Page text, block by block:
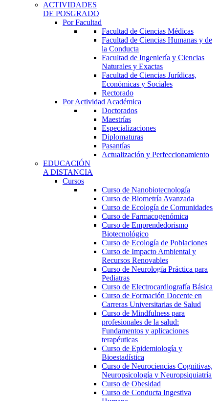
ACTIVIDADES
DE POSGRADO
Por Facultad
Facultad de Ciencias Médicas
Facultad de Ciencias Humanas y de
la Conducta
Facultad de Ingeniería y Ciencias
Naturales y Exactas
Facultad de Ciencias Jurídicas,
Económicas y Sociales
Rectorado
Por Actividad Académica
Doctorados
Maestrías
Especializaciones
Diplomaturas
Pasantías
Actualización y Perfeccionamiento
EDUCACIÓN
A DISTANCIA
Cursos
Curso de Nanobiotecnología
Curso de Biometría Avanzada
Curso de Ecología de Comunidades
Curso de Farmacogenómica
Curso de Emprendedorismo
Biotecnológico
Curso de Ecología de Poblaciones
Curso de Impacto Ambiental y
Recursos Renovables
Curso de Neurología Práctica para
Pediatras
Curso de Electrocardiografía Básica
Curso de Formación Docente en
Carreras Universitarias de Salud
Curso de Mindfulness para
profesionales de la salud:
Fundamentos y aplicaciones
terapéuticas
Curso de Epidemiología y
Bioestadística
Curso de Neurociencias Cognitivas,
Neuropsicología y Neuropsiquiatría
Curso de Obesidad
Curso de Conducta Ingestiva